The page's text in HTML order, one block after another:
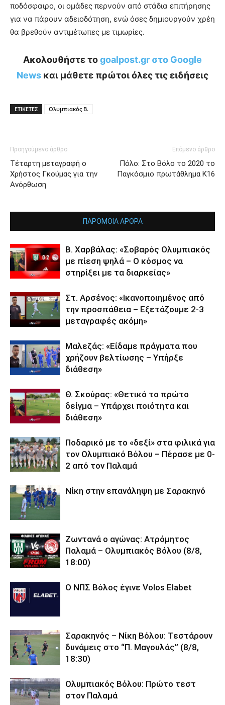
ποδόσφαιρο, οι ομάδες περνούν από στάδια επιτήρησης
για να πάρουν αδειοδότηση, ενώ όσες δημιουργούν χρέη
θα βρεθούν αντιμέτωπες με τιμωρίες.
Ακολουθήστε τοgoalpost.gr στο Google
News και μάθετε πρώτοι όλες τις ειδήσεις
ΕΤΙΚΕΤΕΣ Ολυμπιακός Β.
Προηγούμενο άρθρο
Τέταρτη μεταγραφή ο
Χρήστος Γκούμας για την
Ανόρθωση
Επόμενο άρθρο
Πόλο: Στο Βόλο το 2020 το
Παγκόσμιο πρωτάθλημα Κ16
ΠΑΡΟΜΟΙΑ ΑΡΘΡΑ
Β. Χαρβάλας: «Σοβαρός Ολυμπιακός
με πίεση ψηλά – Ο κόσμος να
στηρίξει με τα διαρκείας»
Στ. Αρσένος: «Ικανοποιημένος από
την προσπάθεια – Εξετάζουμε 2-3
μεταγραφές ακόμη»
Μαλεζάς: «Είδαμε πράγματα που
χρήζουν βελτίωσης – Υπήρξε
διάθεση»
Θ. Σκούρας: «Θετικό το πρώτο
δείγμα – Υπάρχει ποιότητα και
διάθεση»
Ποδαρικό με το «δεξί» στα φιλικά για
τον Ολυμπιακό Βόλου – Πέρασε με 0-
2 από τον Παλαμά
Νίκη στην επανάληψη με Σαρακηνό
Ζωντανά ο αγώνας: Ατρόμητος
Παλαμά – Ολυμπιακός Βόλου (8/8,
18:00)
O ΝΠΣ Βόλος έγινε Volos Elabet
Σαρακηνός – Νίκη Βόλου: Τεστάρουν
δυνάμεις στο “Π. Μαγουλάς” (8/8,
18:30)
Ολυμπιακός Βόλου: Πρώτο τεστ
στον Παλαμά